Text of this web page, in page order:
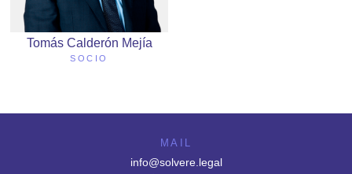
Tomás Calderón Mejía
SOCIO
MAIL
info@solvere.legal